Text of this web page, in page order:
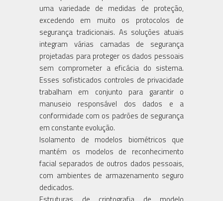
uma variedade de medidas de proteção,
excedendo em muito os protocolos de
segurança tradicionais. As soluções atuais
integram várias camadas de segurança
projetadas para proteger os dados pessoais
sem comprometer a eficácia do sistema.
Esses sofisticados controles de privacidade
trabalham em conjunto para garantir o
manuseio responsável dos dados e a
conformidade com os padrões de segurança
em constante evolução.
Isolamento de modelos biométricos que
mantém os modelos de reconhecimento
facial separados de outros dados pessoais,
com ambientes de armazenamento seguro
dedicados.